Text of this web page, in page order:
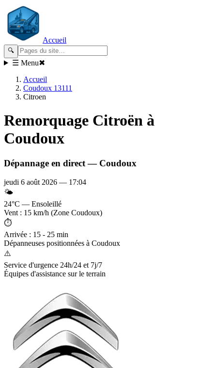
Accueil
🔍
☰ Menu✖
Accueil
Coudoux 13111
Citroen
Remorquage Citroën à
Coudoux
Dépannage en direct — Coudoux
jeudi 6 août 2026 — 17:04
🌤️
24°C — Ensoleillé
Vent : 15 km/h (Zone Coudoux)
⏱️
Arrivée : 15 - 25 min
Dépanneuses positionnées à Coudoux
⚠️
Service d'urgence 24h/24 et 7j/7
Équipes d'assistance sur le terrain